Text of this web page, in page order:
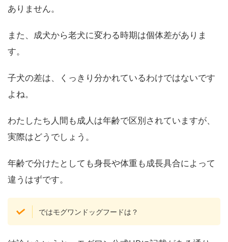
ありません。
また、成犬から老犬に変わる時期は個体差がありま
す。
子犬の差は、くっきり分かれているわけではないです
よね。
わたしたち人間も成人は年齢で区別されていますが、
実際はどうでしょう。
年齢で分けたとしても身長や体重も成長具合によって
違うはずです。
ではモグワンドッグフードは？